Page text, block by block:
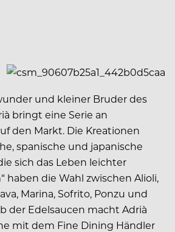
und kleiner Bruder des
bringt eine Serie an
den Markt. Die Kreationen
spanische und japanische
sich das Leben leichter
haben die Wahl zwischen Alioli,
Marina, Sofrito, Ponzu und
der Edelsaucen macht Adrià
mit dem Fine Dining Händler